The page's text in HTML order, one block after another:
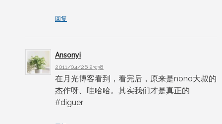
回复
Ansonyi
2011/04/26 23:38
在月光博客看到，看完后，原来是nono大叔的
杰作呀、哇哈哈。其实我们才是真正的
#diguer